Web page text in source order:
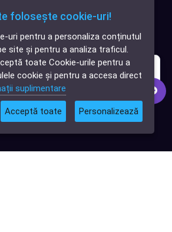
✕
Cauți o aplicație
software?
nu îți face griji.
clienți pentru compania mea IT
folosește cookie-uri!
uri pentru a personaliza conținutul
site și pentru a analiza traficul.
toate Cookie-urile pentru a
cookie și pentru a accesa direct
suplimentare
Acceptă toate Personalizează